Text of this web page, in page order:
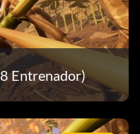
Entrenador)